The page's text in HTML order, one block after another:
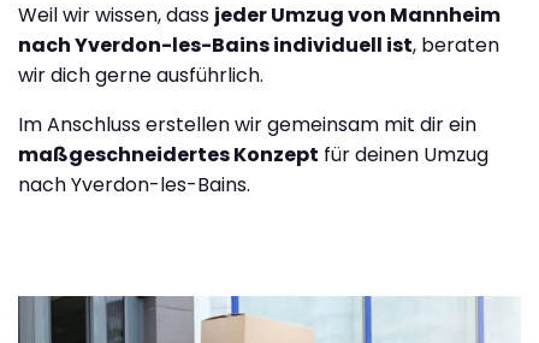
Weil wir wissen, dass jeder Umzug von Mannheim
nach Yverdon-les-Bains individuell ist, beraten
wir dich gerne ausführlich.
Im Anschluss erstellen wir gemeinsam mit dir ein
maßgeschneidertes Konzept für deinen Umzug
nach Yverdon-les-Bains.